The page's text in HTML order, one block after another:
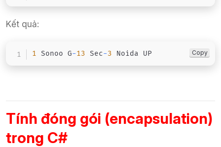
Kết quả:
1 Sonoo G-13 Sec-3 Noida UP​ Copy
Tính đóng gói (encapsulation)
trong C#